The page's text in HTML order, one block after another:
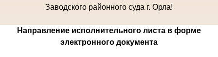
Заводского районного суда г. Орла!
Направление исполнительного листа в форме
электронного документа